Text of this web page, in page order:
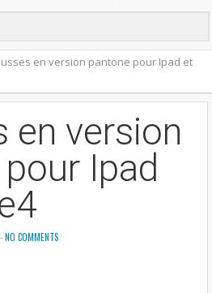
en version pantone pour Ipad et
en version
Ipad
NO COMMENTS